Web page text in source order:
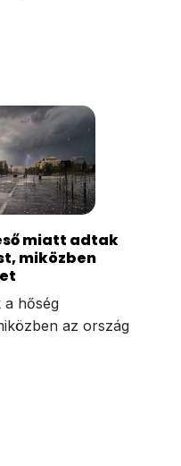
miatt adtak
miközben
hőség
az ország